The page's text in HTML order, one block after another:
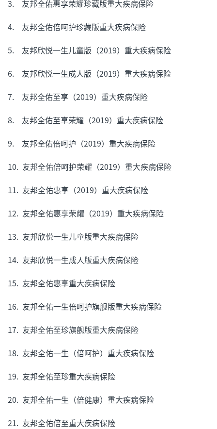
3. 友邦全佑惠享荣耀珍藏版重大疾病保险
4. 友邦全佑倍呵护珍藏版重大疾病保险
5. 友邦欣悦一生儿童版（2019）重大疾病保险
6. 友邦欣悦一生成人版（2019）重大疾病保险
7. 友邦全佑至享（2019）重大疾病保险
8. 友邦全佑至享荣耀（2019）重大疾病保险
9. 友邦全佑倍呵护（2019）重大疾病保险
10. 友邦全佑倍呵护荣耀（2019）重大疾病保险
11. 友邦全佑惠享（2019）重大疾病保险
12. 友邦全佑惠享荣耀（2019）重大疾病保险
13. 友邦欣悦一生儿童版重大疾病保险
14. 友邦欣悦一生成人版重大疾病保险
15. 友邦全佑惠享重大疾病保险
16. 友邦全佑一生倍呵护旗舰版重大疾病保险
17. 友邦全佑至珍旗舰版重大疾病保险
18. 友邦全佑一生（倍呵护）重大疾病保险
19. 友邦全佑至珍重大疾病保险
20. 友邦全佑一生（倍健康）重大疾病保险
21. 友邦全佑倍至重大疾病保险